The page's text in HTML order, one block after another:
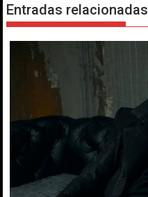
Entradas relacionadas